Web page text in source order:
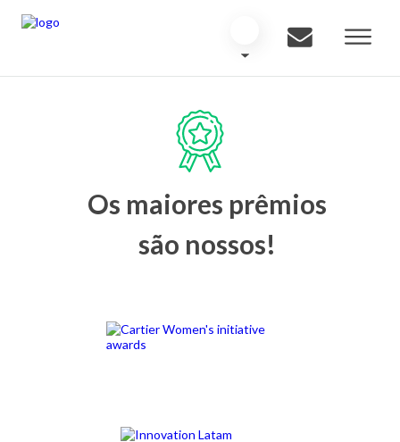
Os maiores prêmios
são nossos!